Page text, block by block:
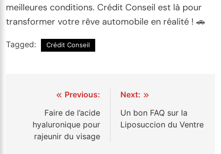
meilleures conditions. Crédit Conseil est là pour
transformer votre rêve automobile en réalité ! 🚗
Tagged: Crédit Conseil
Navigation
l’article
Previous:
Faire de l’acide
hyaluronique pour
rajeunir du visage
Next:
Un bon FAQ sur la
Liposuccion du Ventre